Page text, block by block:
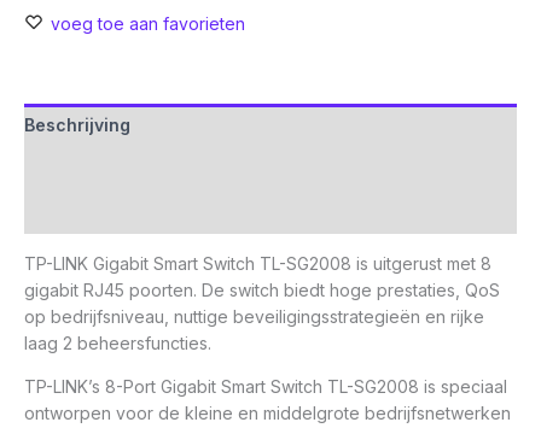
voeg toe aan favorieten
Beschrijving
TP-LINK Gigabit Smart Switch TL-SG2008 is uitgerust met 8
gigabit RJ45 poorten. De switch biedt hoge prestaties, QoS
op bedrijfsniveau, nuttige beveiligingsstrategieën en rijke
laag 2 beheersfuncties.
TP-LINK’s 8-Port Gigabit Smart Switch TL-SG2008 is speciaal
ontworpen voor de kleine en middelgrote bedrijfsnetwerken